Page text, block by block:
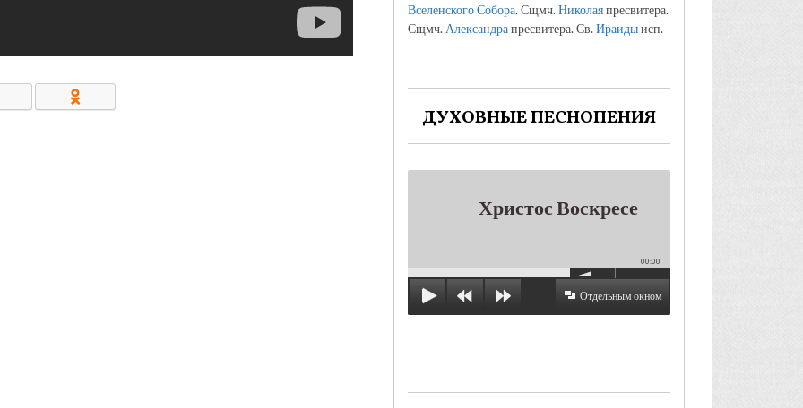
Вселенского Собора. Сщмч.Николаяпресвитера.
Сщмч. Александрапресвитера. Св.Ираидыисп.
ДУХОВНЫЕ ПЕСНОПЕНИЯ
Христос Воскресе
00:00
Отдельным окном